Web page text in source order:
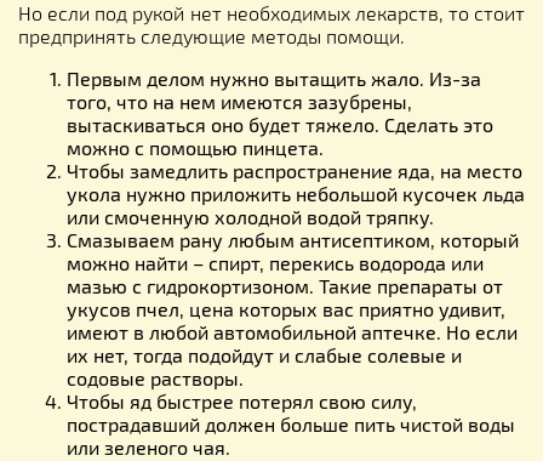
Но если под рукой нет необходимых лекарств, то стоит
предпринять следующие методы помощи.
Первым делом нужно вытащить жало. Из-за
того, что на нем имеются зазубрены,
вытаскиваться оно будет тяжело. Сделать это
можно с помощью пинцета.
Чтобы замедлить распространение яда, на место
укола нужно приложить небольшой кусочек льда
или смоченную холодной водой тряпку.
Смазываем рану любым антисептиком, который
можно найти – спирт, перекись водорода или
мазью с гидрокортизоном. Такие препараты от
укусов пчел, цена которых вас приятно удивит,
имеют в любой автомобильной аптечке. Но если
их нет, тогда подойдут и слабые солевые и
содовые растворы.
Чтобы яд быстрее потерял свою силу,
пострадавший должен больше пить чистой воды
или зеленого чая.